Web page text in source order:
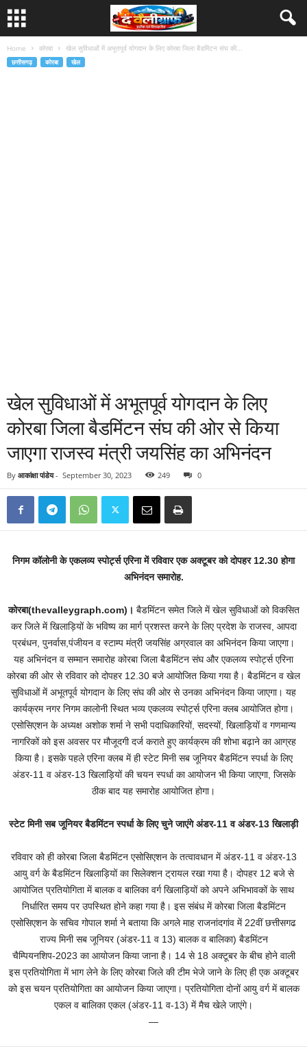
Home कोरबा खेल सुविधाओं में अभूतपूर्व योगदान के लिए कोरबा जिला बैडमिंटन संघ की...
छत्तीसगढ़ कोरबा खेल
खेल सुविधाओं में अभूतपूर्व योगदान के लिए
कोरबा जिला बैडमिंटन संघ की ओर से किया
जाएगा राजस्व मंत्री जयसिंह का अभिनंदन
By आकांक्षा पांडेय- September 30, 2023 249 0
निगम कॉलोनी के एकलव्य स्पोर्ट्स एरिना में रविवार एक अक्टूबर को दोपहर 12.30 होगा
अभिनंदन समारोह.
कोरबा(thevalleygraph.com)। बैडमिंटन समेत जिले में खेल सुविधाओं को विकसित
कर जिले में खिलाड़ियों के भविष्य का मार्ग प्रशस्त करने के लिए प्रदेश के राजस्व, आपदा
प्रबंधन, पुनर्वास,पंजीयन व स्टाम्प मंत्री जयसिंह अग्रवाल का अभिनंदन किया जाएगा।
यह अभिनंदन व सम्मान समारोह कोरबा जिला बैडमिंटन संघ और एकलव्य स्पोर्ट्स एरिना
कोरबा की ओर से रविवार को दोपहर 12.30 बजे आयोजित किया गया है। बैडमिंटन व खेल
सुविधाओं में अभूतपूर्व योगदान के लिए संघ की ओर से उनका अभिनंदन किया जाएगा। यह
कार्यक्रम नगर निगम कालोनी स्थित भव्य एकलव्य स्पोर्ट्स एरिना क्लब आयोजित होगा।
एसोसिएशन के अध्यक्ष अशोक शर्मा ने सभी पदाधिकारियों, सदस्यों, खिलाड़ियों व गणमान्य
नागरिकों को इस अवसर पर मौजूदगी दर्ज कराते हुए कार्यक्रम की शोभा बढ़ाने का आग्रह
किया है। इसके पहले एरिना क्लब में ही स्टेट मिनी सब जूनियर बैडमिंटन स्पर्धा के लिए
अंडर-11 व अंडर-13 खिलाड़ियों की चयन स्पर्धा का आयोजन भी किया जाएगा, जिसके
ठीक बाद यह समारोह आयोजित होगा।
स्टेट मिनी सब जूनियर बैडमिंटन स्पर्धा के लिए चुने जाएंगे अंडर-11 व अंडर-13 खिलाड़ी
रविवार को ही कोरबा जिला बैडमिंटन एसोसिएशन के तत्वावधान में अंडर-11 व अंडर-13
आयु वर्ग के बैडमिंटन खिलाड़ियों का सिलेक्शन ट्रायल रखा गया है। दोपहर 12 बजे से
आयोजित प्रतियोगिता में बालक व बालिका वर्ग खिलाड़ियों को अपने अभिभावकों के साथ
निर्धारित समय पर उपस्थित होने कहा गया है। इस संबंध में कोरबा जिला बैडमिंटन
एसोसिएशन के सचिव गोपाल शर्मा ने बताया कि अगले माह राजनांदगांव में 22वीं छत्तीसगढ
राज्य मिनी सब जूनियर (अंडर-11 व 13) बालक व बालिका) बैडमिंटन
चैम्पियनशिप-2023 का आयोजन किया जाना है। 14 से 18 अक्टूबर के बीच होने वाली
इस प्रतियोगिता में भाग लेने के लिए कोरबा जिले की टीम भेजे जाने के लिए ही एक अक्टूबर
को इस चयन प्रतियोगिता का आयोजन किया जाएगा। प्रतियोगिता दोनों आयु वर्ग में बालक
एकल व बालिका एकल (अंडर-11 व-13) में मैच खेले जाएंगे।
—